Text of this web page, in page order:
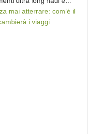
mai atterrare: com’è il
i viaggi